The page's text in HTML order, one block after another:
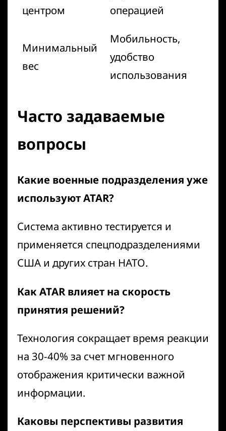
центром
операцией
Минимальный
вес
Мобильность,
удобство
использования
Часто задаваемые
вопросы
Какие военные подразделения уже
используют ATAR?
Система активно тестируется и
применяется спецподразделениями
США и других стран НАТО.
Как ATAR влияет на скорость
принятия решений?
Технология сокращает время реакции
на 30-40% за счет мгновенного
отображения критически важной
информации.
Каковы перспективы развития